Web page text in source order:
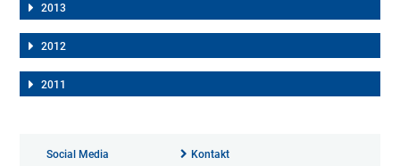
2013
2012
2011
Social Media Kontakt